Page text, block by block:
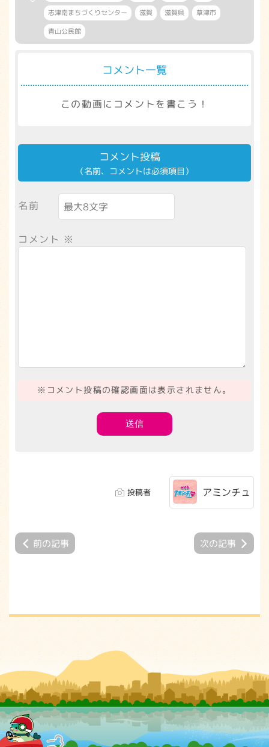
志津南まちづくりセンター
滋賀 滋賀県
草津市
青山公民館
コメント一覧
この動画にコメントを書こう！
コメント投稿
（名前、コメントは必須項目）
名前
コメント ※
※コメント投稿の確認画面は表示されません。
投稿者 アミンチュ
前の記事 次の記事